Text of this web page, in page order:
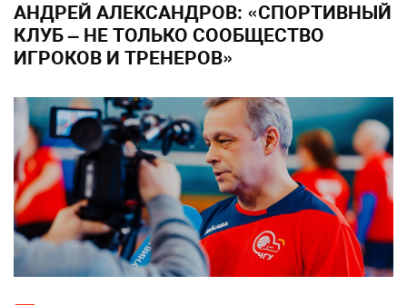
АНДРЕЙ АЛЕКСАНДРОВ: «СПОРТИВНЫЙ
КЛУБ – НЕ ТОЛЬКО СООБЩЕСТВО
ИГРОКОВ И ТРЕНЕРОВ»